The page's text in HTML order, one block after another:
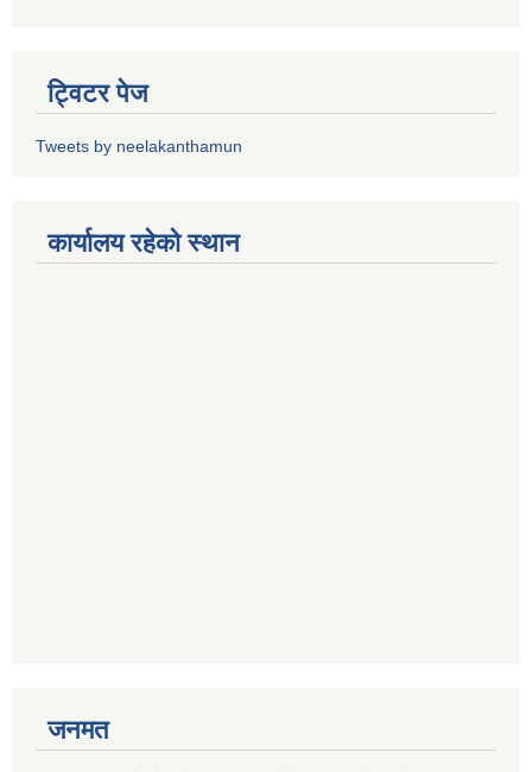
ट्विटर पेज
Tweets by neelakanthamun
कार्यालय रहेको स्थान
जनमत